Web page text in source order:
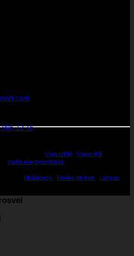
985 12 16
Viga UPN Vigas IPE
malla electrosoldada
Metaldeck Rieles de tren
Lámina